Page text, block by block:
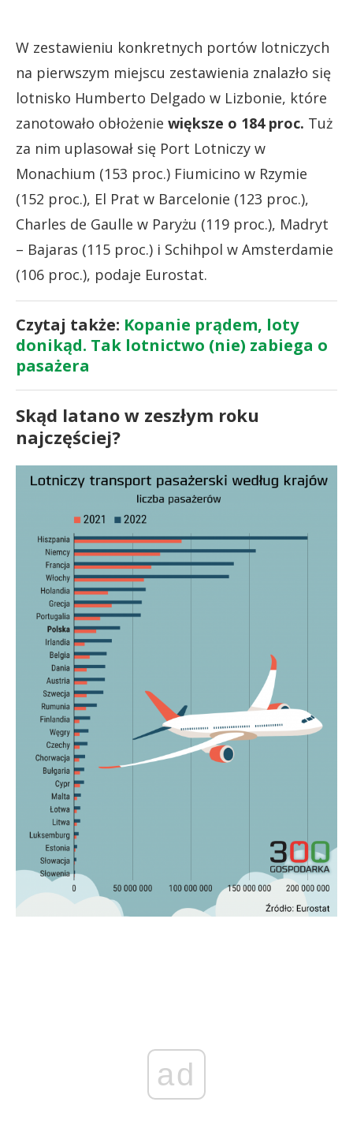
W zestawieniu konkretnych portów lotniczych
na pierwszym miejscu zestawienia znalazło się
lotnisko Humberto Delgado w Lizbonie, które
zanotowało obłożenie większe o 184 proc. Tuż
za nim uplasował się Port Lotniczy w
Monachium (153 proc.) Fiumicino w Rzymie
(152 proc.), El Prat w Barcelonie (123 proc.),
Charles de Gaulle w Paryżu (119 proc.), Madryt
– Bajaras (115 proc.) i Schihpol w Amsterdamie
(106 proc.), podaje Eurostat.
Czytaj także: Kopanie prądem, loty
donikąd. Tak lotnictwo (nie) zabiega o
pasażera
Skąd latano w zeszłym roku
najczęściej?
ad